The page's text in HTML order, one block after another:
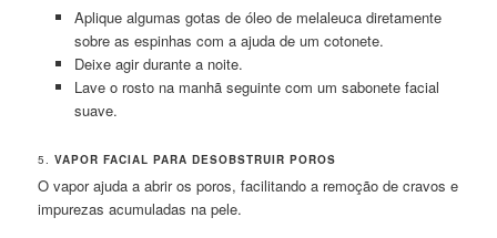
Aplique algumas gotas de óleo de melaleuca diretamente
sobre as espinhas com a ajuda de um cotonete.
Deixe agir durante a noite.
Lave o rosto na manhã seguinte com um sabonete facial
suave.
5.VAPOR FACIAL PARA DESOBSTRUIR POROS
O vapor ajuda a abrir os poros, facilitando a remoção de cravos e
impurezas acumuladas na pele.